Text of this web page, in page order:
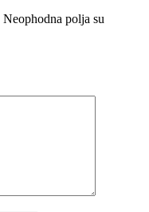
Neophodna polja su